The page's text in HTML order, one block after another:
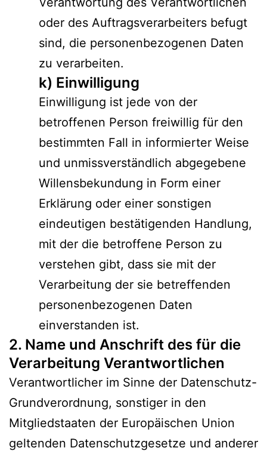
oder des Auftragsverarbeiters befugt
sind, die personenbezogenen Daten
zu verarbeiten.
k) Einwilligung
Einwilligung ist jede von der
betroffenen Person freiwillig für den
bestimmten Fall in informierter Weise
und unmissverständlich abgegebene
Willensbekundung in Form einer
Erklärung oder einer sonstigen
eindeutigen bestätigenden Handlung,
mit der die betroffene Person zu
verstehen gibt, dass sie mit der
Verarbeitung der sie betreffenden
personenbezogenen Daten
einverstanden ist.
2. Name und Anschrift des für die
Verarbeitung Verantwortlichen
Verantwortlicher im Sinne der Datenschutz-
Grundverordnung, sonstiger in den
Mitgliedstaaten der Europäischen Union
geltenden Datenschutzgesetze und anderer